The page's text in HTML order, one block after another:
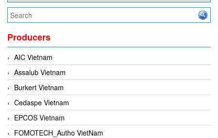
Producers
AIC Vietnam
Assalub Vietnam
Burkert Vietnam
Cedaspe Vietnam
EPCOS Vietnam
FOMOTECH_Autho VietNam